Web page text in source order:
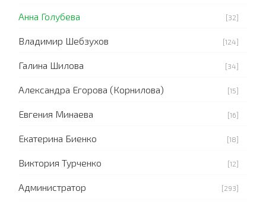
Анна Голубева [32]
Владимир Шебзухов [124]
Галина Шилова [34]
Александра Егорова (Корнилова) [15]
Евгения Минаева [16]
Екатерина Биенко [18]
Виктория Турченко [12]
Администратор [293]